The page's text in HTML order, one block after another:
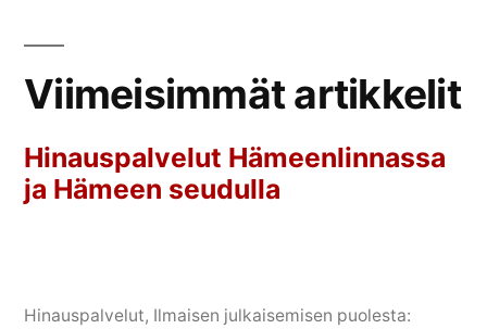
seudulla
Viimeisimmät artikkelit
Hinauspalvelut Hämeenlinnassa
ja Hämeen seudulla
Hinauspalvelut, Ilmaisen julkaisemisen puolesta: